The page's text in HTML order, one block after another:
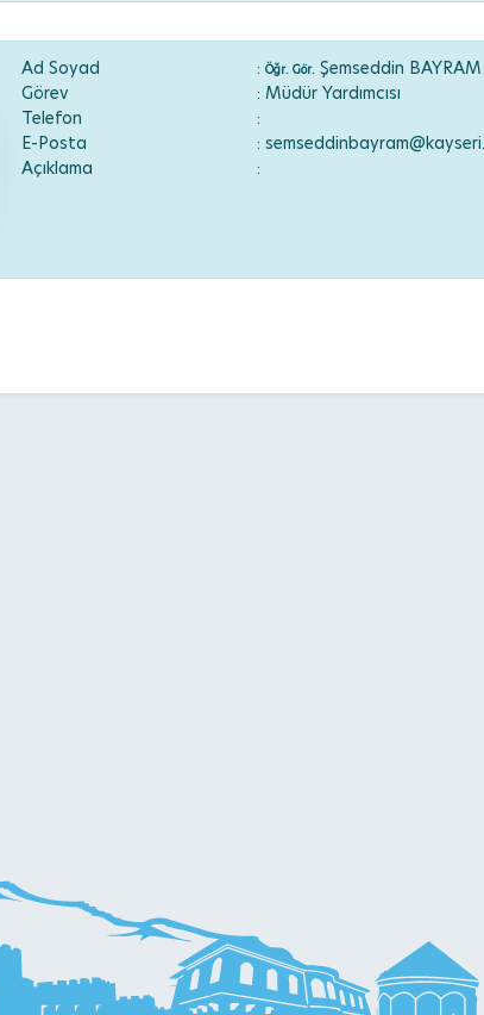
Ad Soyad : Öğr. Gör.Şemseddin BAYRAM
Görev
: Müdür Yardımcısı
Telefon
:
E-Posta
:
Açıklama
: